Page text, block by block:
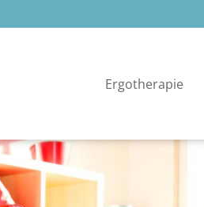
Ergotherapie